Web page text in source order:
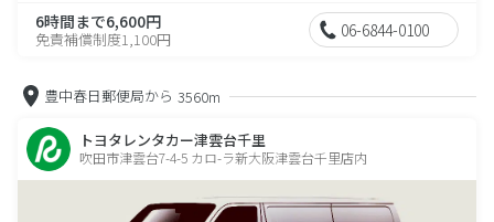
6時間まで6,600円
免責補償制度1,100円 06-6844-0100
豊中春日郵便局から 3560m
トヨタレンタカー津雲台千里
吹田市津雲台7-4-5 カロ-ラ新大阪津雲台千里店内